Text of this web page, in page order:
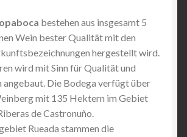
bestehen aus insgesamt 5
Wein bester Qualität mit den
hergestellt wird.
wird mit Sinn für Qualität und
angebaut. Die Bodega verfügt über
mit 135 Hektern im Gebiet
de Castronuño.
Rueada stammen die